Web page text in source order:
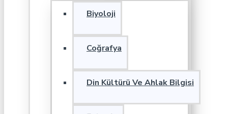
Biyoloji
Coğrafya
Din Kültürü Ve Ahlak Bilgisi